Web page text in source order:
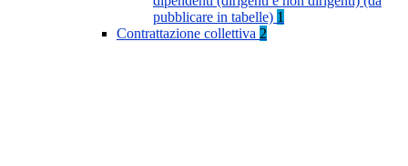
pubblicare in tabelle) 1
Contrattazione collettiva 2